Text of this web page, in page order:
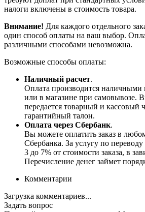
налоги включены в стоимость товара.
Внимание! Для каждого отдельного
один способ оплаты на ваш выбор.
различными способами невозможна.
Возможные способы оплаты:
Наличный расчет.
Оплата производится наличными
или в магазине при самовывозе.
передается товарный и кассовый
гарантийный талон.
Оплата через Сбербанк.
Вы можете оплатить заказ в
Сбербанка. За услугу по переводу
3 до 7% от стоимости заказа, в
Перечисление денег займет
Комментарии
Загрузка комментариев...
Задать вопрос